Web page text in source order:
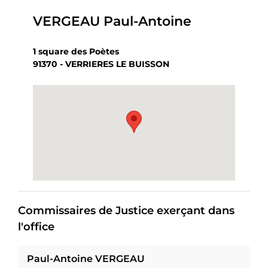
VERGEAU Paul-Antoine
1 square des Poètes
91370 - VERRIERES LE BUISSON
Commissaires de Justice exerçant dans
l'office
Paul-Antoine VERGEAU